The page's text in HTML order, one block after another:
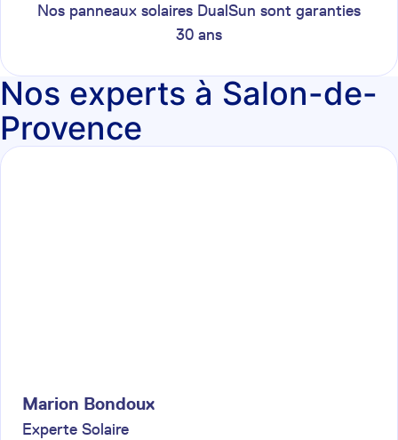
Nos panneaux solaires DualSun sont garanties
30 ans
Nos experts à Salon-de-
Provence
Marion Bondoux
Experte Solaire